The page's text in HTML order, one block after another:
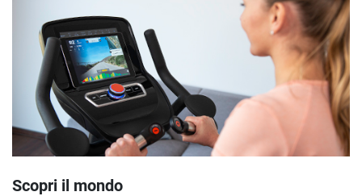
Scopri il mondo